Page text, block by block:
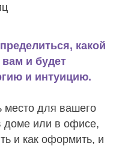
какой
и будет
и интуицию.
место для вашего
доме или в офисе,
и как оформить, и